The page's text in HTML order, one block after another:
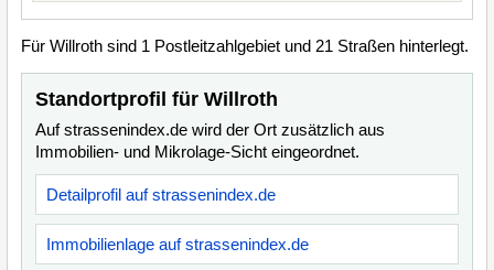
Für Willroth sind 1 Postleitzahlgebiet und 21 Straßen hinterlegt.
Standortprofil für Willroth
Auf strassenindex.de wird der Ort zusätzlich aus
Immobilien- und Mikrolage-Sicht eingeordnet.
Detailprofil auf strassenindex.de
Immobilienlage auf strassenindex.de